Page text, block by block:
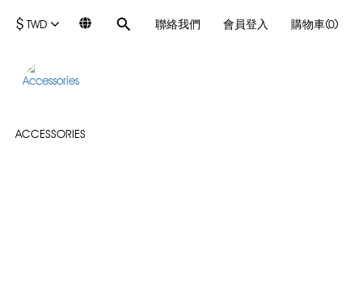
$ TWD 聯絡我們 會員登入 購物車(0)
ACCESSORIES